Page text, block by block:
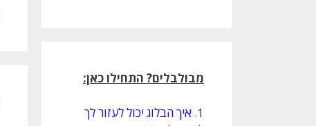
מבולבלים? התחילו כאן:
1. איך הבלוג יכול לעזור לך